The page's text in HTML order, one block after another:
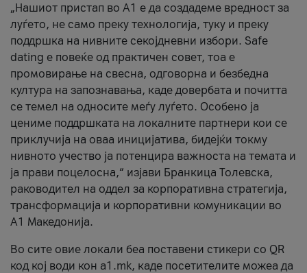
„Нашиот пристап во А1 е да создадеме вредност за
луѓето, не само преку технологија, туку и преку
поддршка на нивните секојдневни избори. Safe
dating е повеќе од практичен совет, тоа е
промовирање на свесна, одговорна и безбедна
култура на запознавања, каде довербата и почитта
се темел на односите меѓу луѓето. Особено ја
цениме поддршката на локалните партнери кои се
приклучија на оваа иницијатива, бидејќи токму
нивното учество ја потенцира важноста на темата и
ја прави поцелосна,“ изјави Бранкица Толевска,
раководител на оддел за корпоративна стратегија,
трансформација и корпоративни комуникации во
А1 Македонија.
Во сите овие локали беа поставени стикери со QR
код кој води кон a1.mk, каде посетителите можеа да